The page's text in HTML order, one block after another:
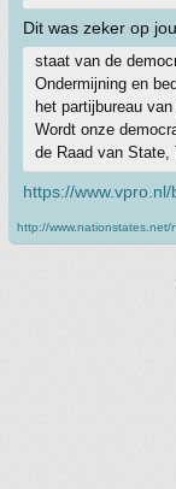
Dit was zeker op
staat van de
Ondermijning en
het partijbureau
Wordt onze
de Raad van State,
https://
http://www.nationstates.net/